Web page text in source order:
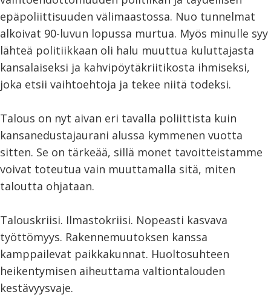
epäpoliittisuuden välimaastossa. Nuo tunnelmat
alkoivat 90-luvun lopussa murtua. Myös minulle syy
lähteä politiikkaan oli halu muuttua kuluttajasta
kansalaiseksi ja kahvipöytäkriitikosta ihmiseksi,
joka etsii vaihtoehtoja ja tekee niitä todeksi.
Talous on nyt aivan eri tavalla poliittista kuin
kansanedustajaurani alussa kymmenen vuotta
sitten. Se on tärkeää, sillä monet tavoitteistamme
voivat toteutua vain muuttamalla sitä, miten
taloutta ohjataan.
Talouskriisi. Ilmastokriisi. Nopeasti kasvava
työttömyys. Rakennemuutoksen kanssa
kamppailevat paikkakunnat. Huoltosuhteen
heikentymisen aiheuttama valtiontalouden
kestävyysvaje.